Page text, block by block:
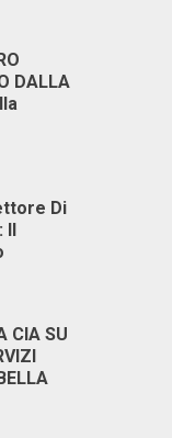
DALLA
Di
Il
CIA SU